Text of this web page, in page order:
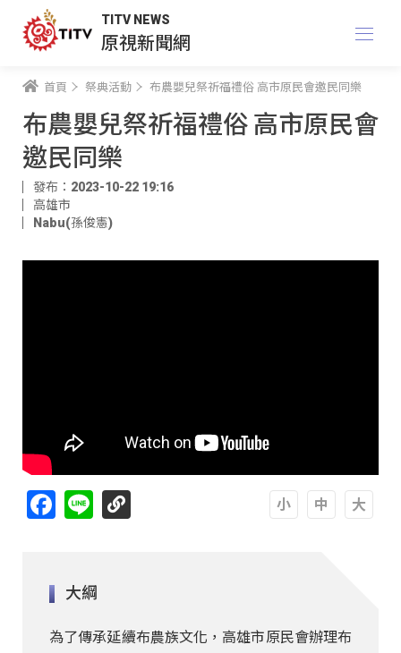
TITV NEWS
原視新聞網
首頁 祭典活動 布農嬰兒祭祈福禮俗 高市原民會邀民同樂
布農嬰兒祭祈福禮俗 高市原民會
邀民同樂
發布：2023-10-22 19:16
高雄市
Nabu(孫俊憲)
Facebook
Line
大綱
為了傳承延續布農族文化，高雄市原民會辦理布